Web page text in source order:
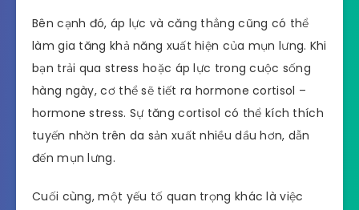
Bên cạnh đó, áp lực và căng thẳng cũng có thể
làm gia tăng khả năng xuất hiện của mụn lưng. Khi
bạn trải qua stress hoặc áp lực trong cuộc sống
hàng ngày, cơ thể sẽ tiết ra hormone cortisol –
hormone stress. Sự tăng cortisol có thể kích thích
tuyến nhờn trên da sản xuất nhiều dầu hơn, dẫn
đến mụn lưng.
Cuối cùng, một yếu tố quan trọng khác là việc